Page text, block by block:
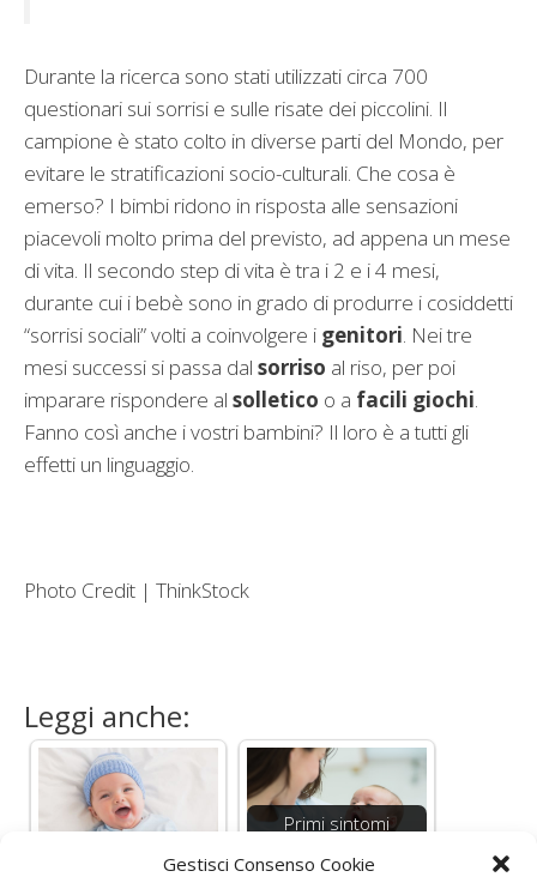
Gestisci Consenso Cookie
Durante la ricerca sono stati utilizzati circa 700
questionari sui sorrisi e sulle risate dei piccolini. Il
campione è stato colto in diverse parti del Mondo, per
evitare le stratificazioni socio-culturali. Che cosa è
emerso? I bimbi ridono in risposta alle sensazioni
piacevoli molto prima del previsto, ad appena un mese
di vita. Il secondo step di vita è tra i 2 e i 4 mesi,
durante cui i bebè sono in grado di produrre i cosiddetti
“sorrisi sociali” volti a coinvolgere i genitori. Nei tre
mesi successi si passa dal sorriso al riso, per poi
imparare rispondere al solletico o a facili giochi.
Fanno così anche i vostri bambini? Il loro è a tutti gli
effetti un linguaggio.
Photo Credit | ThinkStock
Leggi anche:
Primi sintomi
dell'autismo